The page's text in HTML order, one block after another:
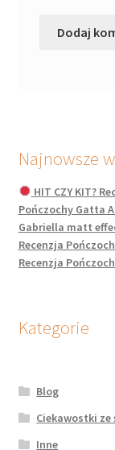
Najnowsze
HIT CZY KIT?
Pończochy Gatta
Gabriella matt
Recenzja
Recenzja
Kategorie
Blog
Ciekawostki
Inne